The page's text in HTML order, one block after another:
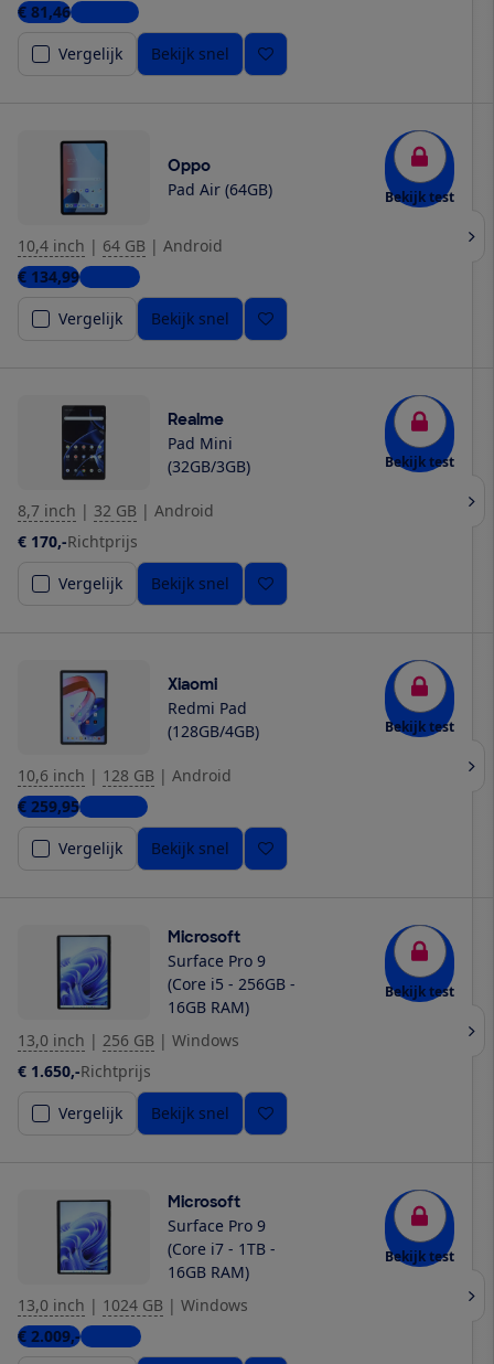
€ 81,462 winkels
Vergelijk
Bekijk snel
Oppo
Pad Air (64GB) Bekijk test
10,4 inch | 64 GB | Android
€ 134,991 winkel
Vergelijk
Bekijk snel
Realme
Pad Mini
(32GB/3GB)
Bekijk test
8,7 inch | 32 GB | Android
€ 170,-Richtprijs
Vergelijk
Bekijk snel
Xiaomi
Redmi Pad
(128GB/4GB)
Bekijk test
10,6 inch | 128 GB | Android
€ 259,952 winkels
Vergelijk
Bekijk snel
Microsoft
Surface Pro 9
(Core i5 - 256GB -
16GB RAM)
Bekijk test
13,0 inch | 256 GB | Windows
€ 1.650,-Richtprijs
Vergelijk
Bekijk snel
Microsoft
Surface Pro 9
(Core i7 - 1TB -
16GB RAM)
Bekijk test
13,0 inch | 1024 GB | Windows
€ 2.009,-1 winkel